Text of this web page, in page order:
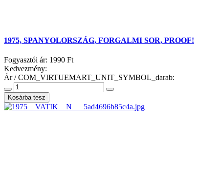
1975, SPANYOLORSZÁG, FORGALMI SOR, PROOF!
Fogyasztói ár: 1990 Ft
Kedvezmény:
Ár / COM_VIRTUEMART_UNIT_SYMBOL_darab: